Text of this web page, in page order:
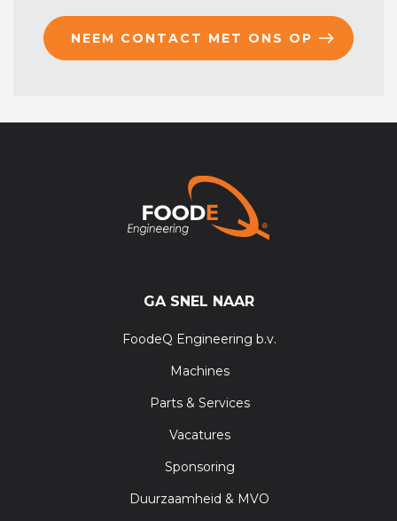
NEEM CONTACT MET ONS OP
GA SNEL NAAR
FoodeQ Engineering b.v.
Machines
Parts & Services
Vacatures
Sponsoring
Duurzaamheid & MVO